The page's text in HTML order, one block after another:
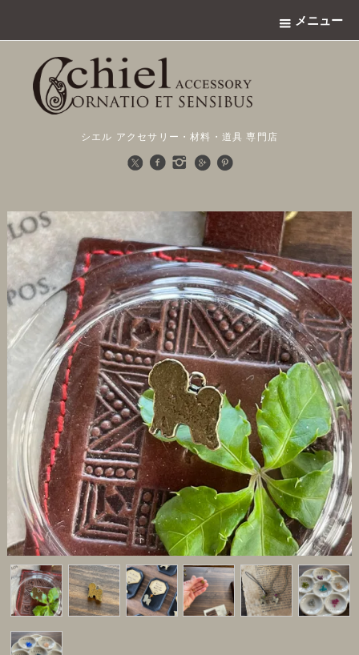
メニュー
シエル アクセサリー・材料・道具 専門店